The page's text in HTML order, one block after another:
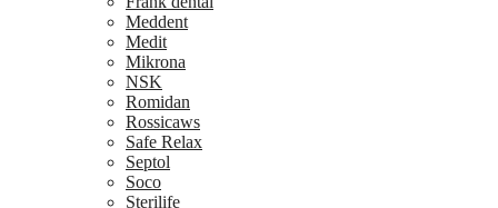
Meddent
Medit
Mikrona
NSK
Romidan
Rossicaws
Safe Relax
Septol
Soco
Sterilife